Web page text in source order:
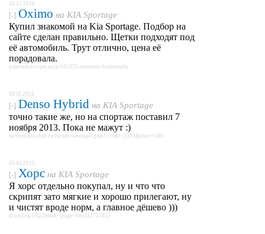
16.12.2016
[-] Oximo на KIA Sportage
Купил знакомой на Kia Sportage. Подбор на
сайте сделан правильно. Щетки подходят под
её автомобиль. Трут отлично, цена её
порадовала.
avtoradosti.com.ua/p/101575-comment.html#atabs
03.11.2015
[-] Denso Hybrid на KIA Sportage
точно такие же, но на спортаж поставил 7
ноября 2013. Пока не мажут :)
sorento.kia-club.ru/forum/viewtopic.php?f=9&t=2373&start=180
05.04.2015
[-] Хорс на KIA Sportage
Я хорс отдельно покупал, ну и что что
скрипят зато мягкие и хорошо прилегают, ну
и чистят вроде норм, а главное дёшево )))
drive2.ru/l/6229668/?page=0#a113723453